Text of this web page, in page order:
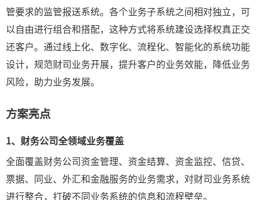
管要求的监管报送系统。各个业务子系统之间相对独立，可
以自由进行组合和搭配，这种方式将系统建设选择权真正交
还客户。通过线上化、数字化、流程化、智能化的系统功能
设计，规范财司业务开展，提升客户的业务效能，降低业务
风险，助力业务发展。
方案亮点
1、 财务公司全领域业务覆盖
全面覆盖财务公司资金管理、资金结算、资金监控、信贷、
票据、同业、外汇和金融服务的业务需求，对财司业务系统
进行整合，打破不同业务系统的信息和流程壁垒。